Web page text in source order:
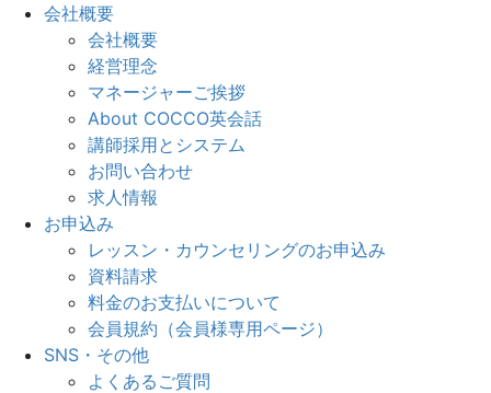
会社概要
会社概要
経営理念
マネージャーご挨拶
About COCCO英会話
講師採用とシステム
お問い合わせ
求人情報
お申込み
レッスン・カウンセリングのお申込み
資料請求
料金のお支払いについて
会員規約（会員様専用ページ）
SNS・その他
よくあるご質問